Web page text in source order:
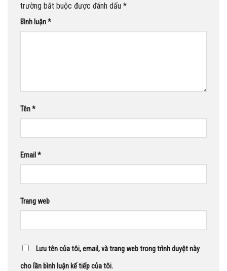
trường bắt buộc được đánh dấu *
Bình luận*
Tên*
Email *
Trang web
Lưu tên của tôi, email, và trang web trong trình duyệt này
cho lần bình luận kế tiếp của tôi.